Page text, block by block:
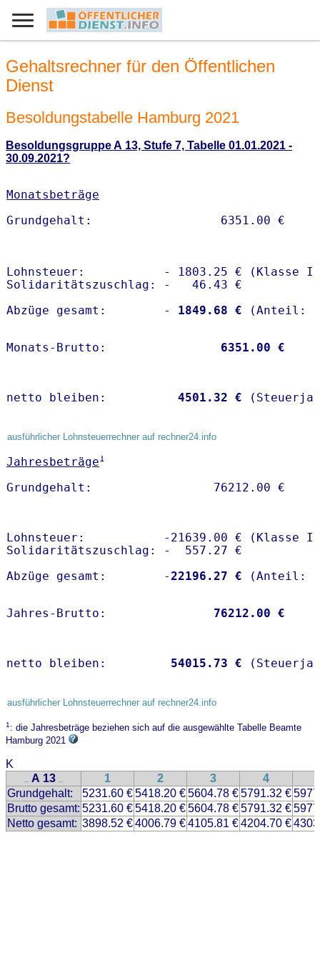
Gehaltsrechner für den Öffentlichen
Dienst
Besoldungstabelle Hamburg 2021
Besoldungsgruppe A 13, Stufe 7, Tabelle 01.01.2021 -
30.09.2021?
Monatsbeträge
Lohnsteuer:           - 1803.25 € (Klasse I)
Solidaritätszuschlag: -   46.43 €
Abzüge gesamt:        -
1849.68 €
Monats-Brutto: 6351.00 €
netto bleiben: 4501.32 €
ausführlicher Lohnsteuerrechner auf rechner24.info
Jahresbeträge1
Lohnsteuer:           -21639.00 € (Klasse I)
Solidaritätszuschlag: -  557.27 €
Abzüge gesamt:        -22196.27 €
Jahres-Brutto: 76212.00 €
netto bleiben: 54015.73 €
ausführlicher Lohnsteuerrechner auf rechner24.info
1: die Jahresbeträge beziehen sich auf die ausgewählte Tabelle Beamte
Hamburg 2021
K
.. A 13 .. 1 2 3 4
Grundgehalt:
5231.60 €5418.20 €5604.78 €5791.32 €
Brutto gesamt: 5231.60 €5418.20 €5604.78 €5791.32 €
Netto gesamt: 3898.52 €4006.79 €4105.81 €4204.70 €